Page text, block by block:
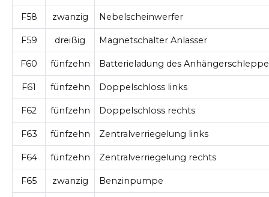
F58 zwanzig Nebelscheinwerfer
F59 dreißig Magnetschalter Anlasser
F60 fünfzehn Batterieladung des
F61 fünfzehn Doppelschloss links
F62 fünfzehn Doppelschloss rechts
F63 fünfzehn Zentralverriegelung links
F64 fünfzehn Zentralverriegelung rechts
F65 zwanzig Benzinpumpe